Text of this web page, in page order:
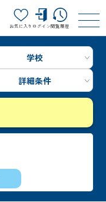
お気に入り ログイン閲覧履歴
学校
詳細条件